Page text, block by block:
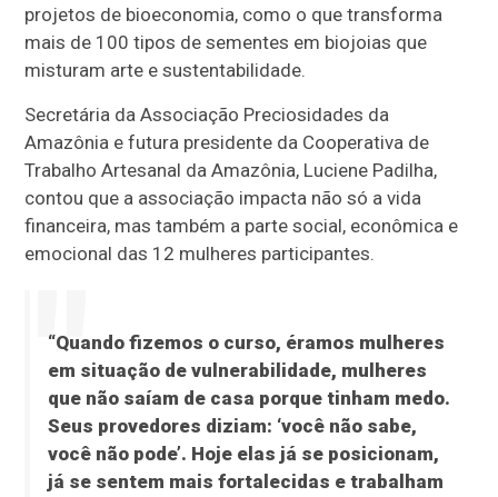
projetos de bioeconomia, como o que transforma
mais de 100 tipos de sementes em biojoias que
misturam arte e sustentabilidade.
Secretária da Associação Preciosidades da
Amazônia e futura presidente da Cooperativa de
Trabalho Artesanal da Amazônia, Luciene Padilha,
contou que a associação impacta não só a vida
financeira, mas também a parte social, econômica e
emocional das 12 mulheres participantes.
“Quando fizemos o curso, éramos mulheres
em situação de vulnerabilidade, mulheres
que não saíam de casa porque tinham medo.
Seus provedores diziam: ‘você não sabe,
você não pode’. Hoje elas já se posicionam,
já se sentem mais fortalecidas e trabalham